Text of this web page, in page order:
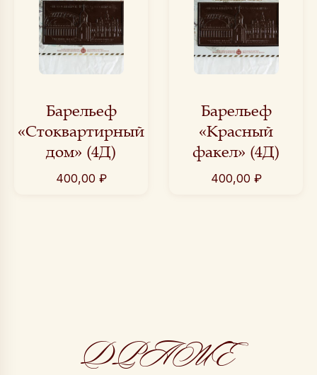
Барельеф
«Стоквартирный
дом» (4Д)
400,00 ₽
Барельеф
«Красный
факел» (4Д)
400,00 ₽
ДРАЖЕ